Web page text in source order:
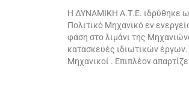
Η ΔΥΝΑΜΙΚΗ Α.Τ.Ε. ιδρύθηκε
Πολιτικό Μηχανικό εν
φάση στο λιμάνι της
κατασκευές ιδιωτικών έργων.
Μηχανικοί . Επιπλέον